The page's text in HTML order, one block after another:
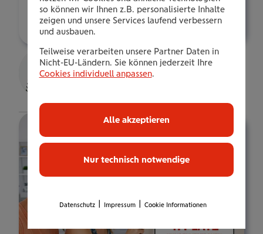
Über mich
Lukas Stampfl
gepr. VB.
so können wir Ihnen z.B. personalisierte Inhalte
zeigen und unsere Services laufend verbessern
und ausbauen.
Teilweise verarbeiten unsere Partner Daten in
Nicht-EU-Ländern. Sie können jederzeit Ihre
Cookies individuell anpassen.
Nur technisch notwendige
Alle akzeptieren
Datenschutz Impressum Cookie Informationen